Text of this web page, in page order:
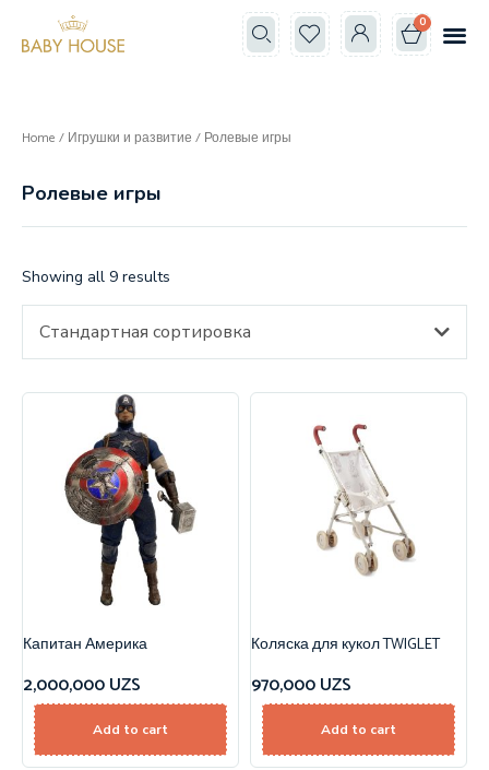
0
Home / Игрушки и развитие / Ролевые игры
Ролевые игры
Showing all 9 results
Стандартная сортировка
Капитан Америка
2,000,000UZS
Add to cart
Коляска для кукол TWIGLET
970,000UZS
Add to cart